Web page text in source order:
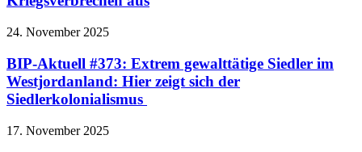
24. November 2025
BIP-Aktuell #373: Extrem gewalttätige Siedler im
Westjordanland: Hier zeigt sich der
Siedlerkolonialismus
17. November 2025